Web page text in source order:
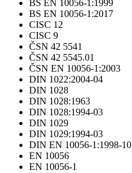
BS EN 10056-1:1999
BS EN 10056-1:2017
CISC 12
CISC 9
ČSN 42 5541
ČSN 42 5545.01
ČSN EN 10056-1:2003
DIN 1022:2004-04
DIN 1028
DIN 1028:1963
DIN 1028:1994-03
DIN 1029
DIN 1029:1994-03
DIN EN 10056-1:1998-10
EN 10056
EN 10056-1